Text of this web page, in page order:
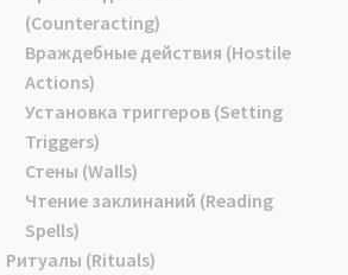
(Counteracting)
Враждебные действия (Hostile
Actions)
Установка триггеров (Setting
Triggers)
Стены (Walls)
Чтение заклинаний (Reading
Spells)
Ритуалы (Rituals)